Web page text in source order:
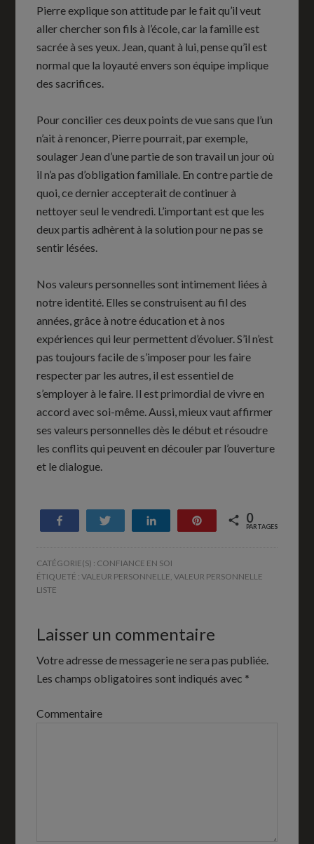
Pierre explique son attitude par le fait qu’il veut
aller chercher son fils à l’école, car la famille est
sacrée à ses yeux. Jean, quant à lui, pense qu’il est
normal que la loyauté envers son équipe implique
des sacrifices.
Pour concilier ces deux points de vue sans que l’un
n’ait à renoncer, Pierre pourrait, par exemple,
soulager Jean d’une partie de son travail un jour où
il n’a pas d’obligation familiale. En contre partie de
quoi, ce dernier accepterait de continuer à
nettoyer seul le vendredi. L’important est que les
deux partis adhèrent à la solution pour ne pas se
sentir lésées.
Nos valeurs personnelles sont intimement liées à
notre identité. Elles se construisent au fil des
années, grâce à notre éducation et à nos
expériences qui leur permettent d’évoluer. S’il n’est
pas toujours facile de s’imposer pour les faire
respecter par les autres, il est essentiel de
s’employer à le faire. Il est primordial de vivre en
accord avec soi-même. Aussi, mieux vaut affirmer
ses valeurs personnelles dès le début et résoudre
les conflits qui peuvent en découler par l’ouverture
et le dialogue.
Partagez Tweetez Partagez Enregistrer
0
PARTAGES
CATÉGORIE(S) : CONFIANCE EN SOI
ÉTIQUETÉ :VALEUR PERSONNELLE,VALEUR PERSONNELLE
LISTE
Laisser un commentaire
Votre adresse de messagerie ne sera pas publiée.
Les champs obligatoires sont indiqués avec *
Commentaire